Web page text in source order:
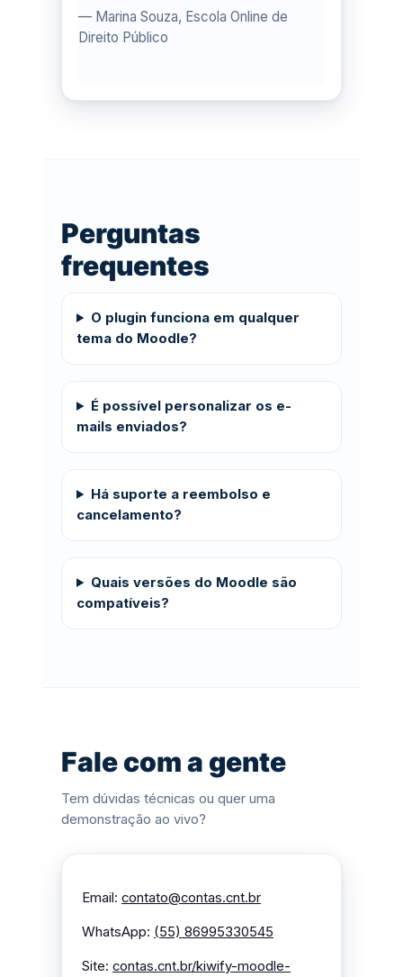
— Marina Souza, Escola Online de
Direito Público
Perguntas
frequentes
O plugin funciona em qualquer
tema do Moodle?
É possível personalizar os e-
mails enviados?
Há suporte a reembolso e
cancelamento?
Quais versões do Moodle são
compatíveis?
Fale com a gente
Tem dúvidas técnicas ou quer uma
demonstração ao vivo?
Email: contato@contas.cnt.br
WhatsApp: (55) 86995330545
Site: contas.cnt.br/kiwify-moodle-